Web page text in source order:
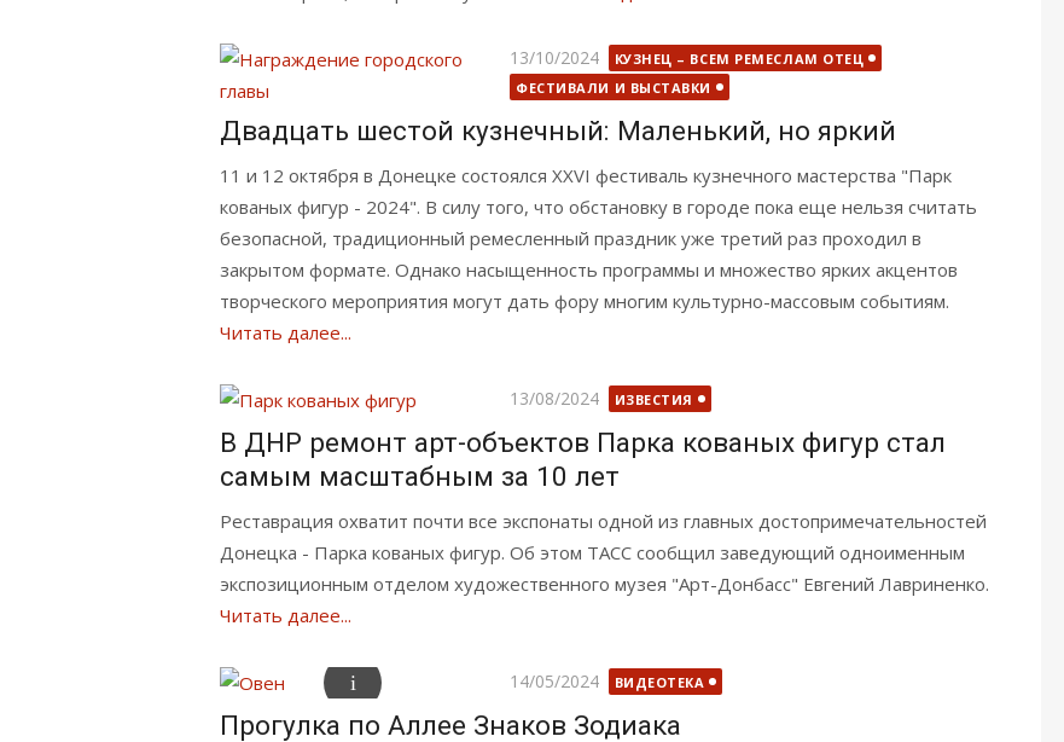
Опубликовано
13/10/2024
КУЗНЕЦ – ВСЕМ РЕМЕСЛАМ ОТЕЦ
ФЕСТИВАЛИ И ВЫСТАВКИ
Двадцать шестой кузнечный: Маленький, но яркий
11 и 12 октября в Донецке состоялся XXVI фестиваль кузнечного мастерства "Парк
кованых фигур - 2024". В силу того, что обстановку в городе пока еще нельзя считать
безопасной, традиционный ремесленный праздник уже третий раз проходил в
закрытом формате. Однако насыщенность программы и множество ярких акцентов
творческого мероприятия могут дать фору многим культурно-массовым событиям.
Читать далее...
Опубликовано
13/08/2024 ИЗВЕСТИЯ
В ДНР ремонт арт-объектов Парка кованых фигур стал
самым масштабным за 10 лет
Реставрация охватит почти все экспонаты одной из главных достопримечательностей
Донецка - Парка кованых фигур. Об этом ТАСС сообщил заведующий одноименным
экспозиционным отделом художественного музея "Арт-Донбасс" Евгений Лавриненко.
Читать далее...
Опубликовано
14/05/2024 ВИДЕОТЕКА
Прогулка по Аллее Знаков Зодиака